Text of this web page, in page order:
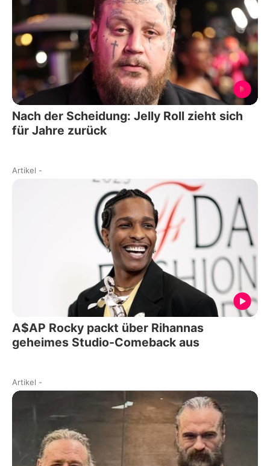
Nach der Scheidung: Jelly Roll zieht sich
für Jahre zurück
Artikel -
A$AP Rocky packt über Rihannas
geheimes Studio-Comeback aus
Artikel -